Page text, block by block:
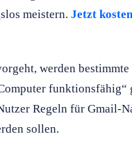
meistern. Jetzt
werden
funktionsfähig“
Regeln für Gmail-
sollen.